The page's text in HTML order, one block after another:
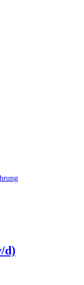
d)